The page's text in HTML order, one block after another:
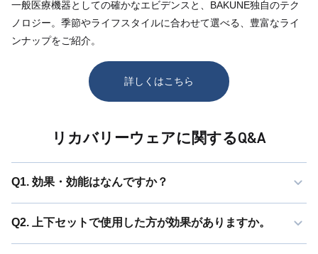
一般医療機器としての確かなエビデンスと、BAKUNE独自のテク
ノロジー。季節やライフスタイルに合わせて選べる、豊富なライ
ンナップをご紹介。
詳しくはこちら
リカバリーウェアに関するQ&A
Q1. 効果・効能はなんですか？
Q2. 上下セットで使用した方が効果がありますか。